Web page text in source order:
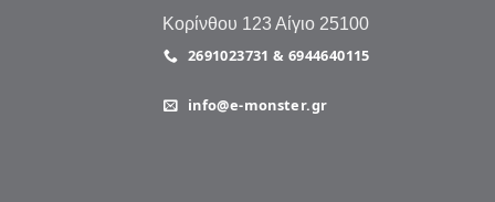
Κορίνθου 123 Αίγιο 25100
2691023731 & 6944640115
info@e-monster.gr